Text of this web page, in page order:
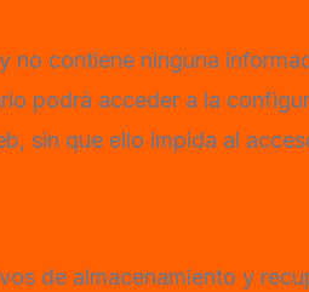
no contiene ninguna
podrá acceder a la
sin que ello impida al
de almacenamiento y